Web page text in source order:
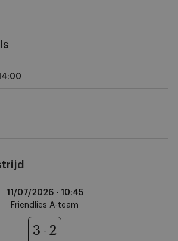
11/07/2026 - 10:45
Friendlies A-team
3 2